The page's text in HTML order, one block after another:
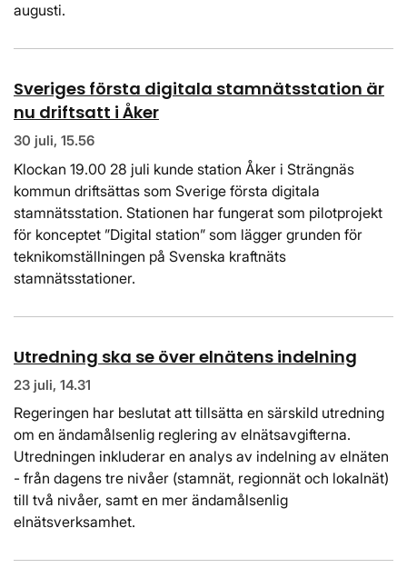
augusti.
Sveriges första digitala stamnätsstation är
nu driftsatt i Åker
30 juli, 15.56
Klockan 19.00 28 juli kunde station Åker i Strängnäs
kommun driftsättas som Sverige första digitala
stamnätsstation. Stationen har fungerat som pilotprojekt
för konceptet ”Digital station” som lägger grunden för
teknikomställningen på Svenska kraftnäts
stamnätsstationer.
Utredning ska se över elnätens indelning
23 juli, 14.31
Regeringen har beslutat att tillsätta en särskild utredning
om en ändamålsenlig reglering av elnätsavgifterna.
Utredningen inkluderar en analys av indelning av elnäten
- från dagens tre nivåer (stamnät, regionnät och lokalnät)
till två nivåer, samt en mer ändamålsenlig
elnätsverksamhet.